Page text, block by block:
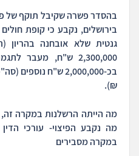
בהסדר פשרה שקיבל תוקף של
בירושלים, נקבע כי קופת
גנטית שלא אובחנה בהריון
2,300,000 ש"ח, מעבר
₪).
מה הייתה הרשלנות במקרה
מה נקבע הפיצוי- עורכי
במקרה מסבירים